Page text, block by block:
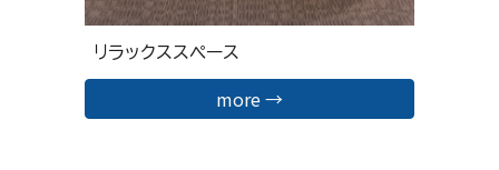
リラックススペース
more →